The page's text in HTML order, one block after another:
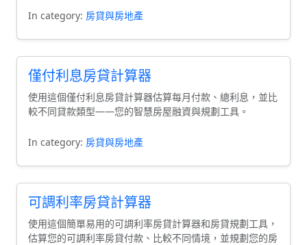
In category: 房貸與房地產
僅付利息房貸計算器
使用這個僅付利息房貸計算器估算每月付款、總利息，並比
較不同貸款類型——您的智慧房屋融資與規劃工具。
In category: 房貸與房地產
可調利率房貸計算器
使用這個簡單易用的可調利率房貸計算器和房貸規劃工具，
估算您的可調利率房貸付款、比較不同情境，並規劃您的房